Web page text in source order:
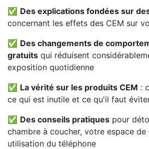
✅ Des explications fondées sur
concernant les effets des CEM sur
✅ Des changements de
gratuits qui réduisent
exposition quotidienne
✅ La vérité sur les produits CEM :
ce qui est inutile et ce qu'il faut
✅ Des conseils pratiques pour
chambre à coucher, votre espace
utilisation du téléphone